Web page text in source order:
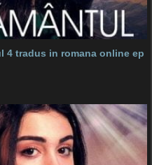
4 tradus in romana online ep